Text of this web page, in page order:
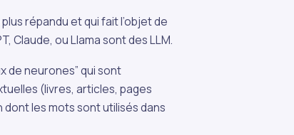
répandu et qui fait l’objet de
Claude, ou Llama sont des LLM.
de neurones” qui sont
(livres, articles, pages
les mots sont utilisés dans